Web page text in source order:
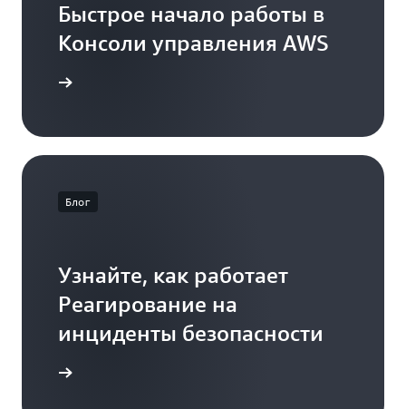
Быстрое начало работы в
Консоли управления AWS
Блог
Узнайте, как работает
Реагирование на
инциденты безопасности